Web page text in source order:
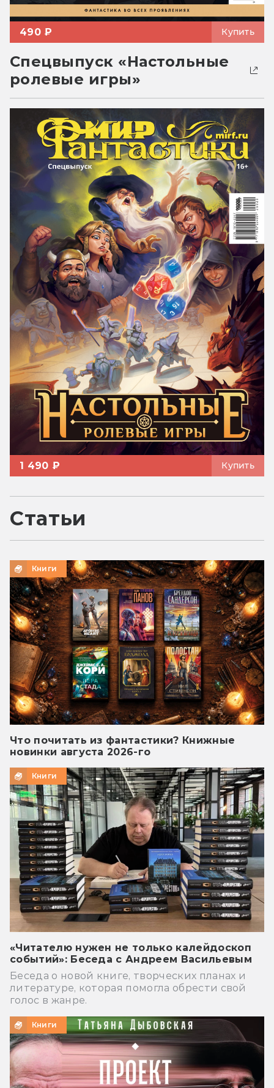
490 ₽ Купить
Спецвыпуск «Настольные
ролевые игры»
1 490 ₽ Купить
Статьи
Книги
Что почитать из фантастики? Книжные
новинки августа 2026-го
Книги
«Читателю нужен не только калейдоскоп
событий»: Беседа с Андреем Васильевым
Беседа о новой книге, творческих планах и
литературе, которая помогла обрести свой
голос в жанре.
Книги